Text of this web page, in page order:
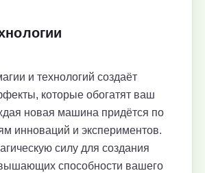
и технологий создаёт
которые обогатят ваш
новая машина придётся по
инноваций и экспериментов.
силу для создания
способности вашего